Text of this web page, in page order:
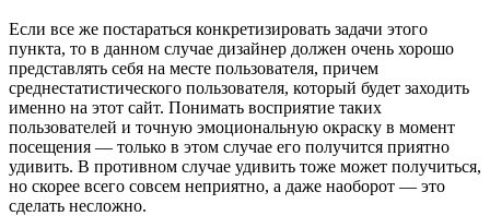
Если все же постараться конкретизировать задачи этого
пункта, то в данном случае дизайнер должен очень хорошо
представлять себя на месте пользователя, причем
среднестатистического пользователя, который будет заходить
именно на этот сайт. Понимать восприятие таких
пользователей и точную эмоциональную окраску в момент
посещения — только в этом случае его получится приятно
удивить. В противном случае удивить тоже может получиться,
но скорее всего совсем неприятно, а даже наоборот — это
сделать несложно.